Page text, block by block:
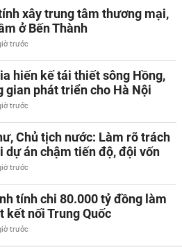
xây trung tâm thương mại,
ở Bến Thành
trước
hiến kế tái thiết sông Hồng,
gian phát triển cho Hà Nội
trước
Chủ tịch nước: Làm rõ trách
dự án chậm tiến độ, đội vốn
trước
tính chi 80.000 tỷ đồng làm
kết nối Trung Quốc
trước